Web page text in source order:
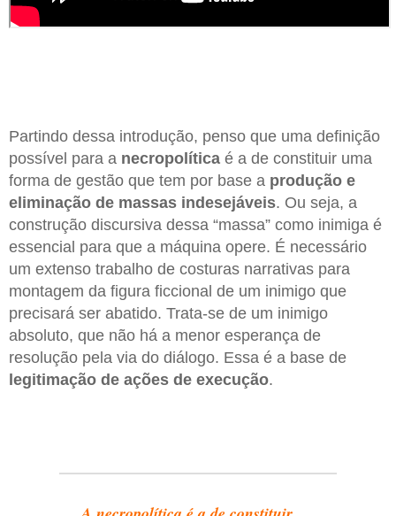
Partindo dessa introdução, penso que uma definição
possível para a necropolítica é a de constituir uma
forma de gestão que tem por base a produção e
eliminação de massas indesejáveis. Ou seja, a
construção discursiva dessa “massa” como inimiga é
essencial para que a máquina opere. É necessário
um extenso trabalho de costuras narrativas para
montagem da figura ficcional de um inimigo que
precisará ser abatido. Trata-se de um inimigo
absoluto, que não há a menor esperança de
resolução pela via do diálogo. Essa é a base de
legitimação de ações de execução.